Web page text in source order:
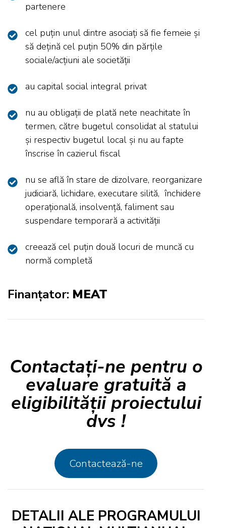
partenere
cel puţin unul dintre asociaţi să fie femeie şi
să deţină cel puţin 50% din părţile
sociale/acțiuni ale societăţii
au capital social integral privat
nu au obligații de plată nete neachitate în
termen, către bugetul consolidat al statului
și respectiv bugetul local și nu au fapte
înscrise în cazierul fiscal
nu se află în stare de dizolvare, reorganizare
judiciară, lichidare, executare silită, închidere
operațională, insolvență, faliment sau
suspendare temporară a activității
creează cel puțin două locuri de muncă cu
normă completă
Finanțator: MEAT
Contactați-ne pentru o
evaluare gratuită a
eligibilității proiectului
dvs !
Contactează-ne
DETALII ALE PROGRAMULUI